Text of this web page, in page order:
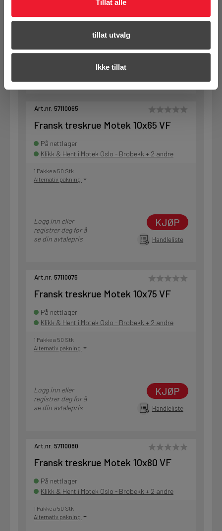
Tillat alle
tillat utvalg
Ikke tillat
Logg inn eller
KJØP
Art.nr. 57110065
Fransk treskrue Motek 10x65 VF
På nettlager
Klikk & Hent i Motek Oslo - Brobekk + 2 andre
1 Pakke a 50 Stk
Alternativ pakning
Logg inn eller
registrer deg for å
se din avtalepris
KJØP
Handleliste
Art.nr. 57110075
Fransk treskrue Motek 10x75 VF
På nettlager
Klikk & Hent i Motek Oslo - Brobekk + 2 andre
1 Pakke a 50 Stk
Alternativ pakning
Logg inn eller
registrer deg for å
se din avtalepris
KJØP
Handleliste
Art.nr. 57110080
Fransk treskrue Motek 10x80 VF
På nettlager
Klikk & Hent i Motek Oslo - Brobekk + 2 andre
1 Pakke a 50 Stk
Alternativ pakning